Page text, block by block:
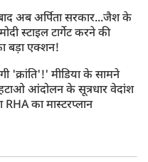
अब अर्पिता सरकार...जैश के
स्टाइल टार्गेट करने की
बड़ा एक्शन!
'क्रांति'!' मीडिया के सामने
आंदोलन के सूत्रधार वेदांश
RHA का मास्टरप्लान